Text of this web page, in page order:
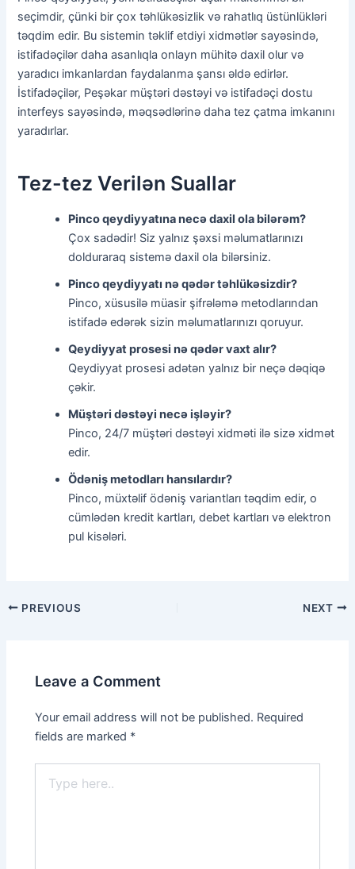
seçimdir, çünki bir çox təhlükəsizlik və rahatlıq üstünlükləri
təqdim edir. Bu sistemin təklif etdiyi xidmətlər sayəsində,
istifadəçilər daha asanlıqla onlayn mühitə daxil olur və
yaradıcı imkanlardan faydalanma şansı əldə edirlər.
İstifadəçilər, Peşəkar müştəri dəstəyi və istifadəçi dostu
interfeys sayəsində, məqsədlərinə daha tez çatma imkanını
yaradırlar.
Tez-tez Verilən Suallar
Pinco qeydiyyatına necə daxil ola bilərəm?
Çox sadədir! Siz yalnız şəxsi məlumatlarınızı
dolduraraq sistemə daxil ola bilərsiniz.
Pinco qeydiyyatı nə qədər təhlükəsizdir?
Pinco, xüsusilə müasir şifrələmə metodlarından
istifadə edərək sizin məlumatlarınızı qoruyur.
Qeydiyyat prosesi nə qədər vaxt alır?
Qeydiyyat prosesi adətən yalnız bir neçə dəqiqə
çəkir.
Müştəri dəstəyi necə işləyir?
Pinco, 24/7 müştəri dəstəyi xidməti ilə sizə xidmət
edir.
Ödəniş metodları hansılardır?
Pinco, müxtəlif ödəniş variantları təqdim edir, o
cümlədən kredit kartları, debet kartları və elektron
pul kisələri.
PREVIOUS NEXT
Leave a Comment
Your email address will not be published. Required
fields are marked *
here..